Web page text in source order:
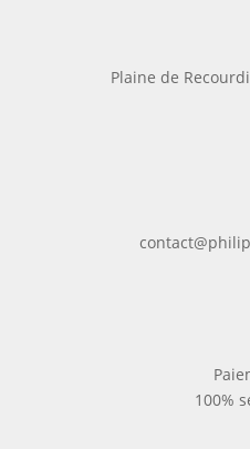
Plaine de
100%